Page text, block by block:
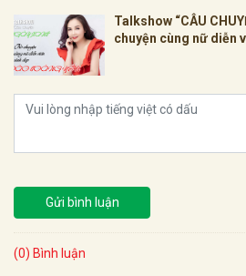
Talkshow “CÂU
chuyện cùng nữ diễn
Gửi bình luận
(0) Bình luận